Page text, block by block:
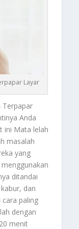
Layar
Terpapar
Anda
ini Mata lelah
masalah
yang
ditandai
dan
cara paling
dengan
menit